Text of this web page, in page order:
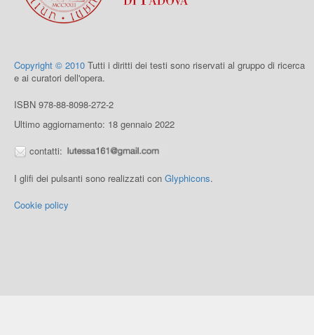
Copyright © 2010 Tutti i diritti dei testi sono riservati al gruppo di ricerca
e ai curatori dell'opera.
ISBN 978-88-8098-272-2
Ultimo aggiornamento: 18 gennaio 2022
contatti:
I glifi dei pulsanti sono realizzati con Glyphicons.
Cookie policy